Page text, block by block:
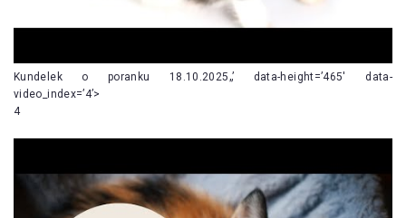
Kundelek o poranku 18.10.2025„’ data-height=’465′ data-
video_index=’4’>
4